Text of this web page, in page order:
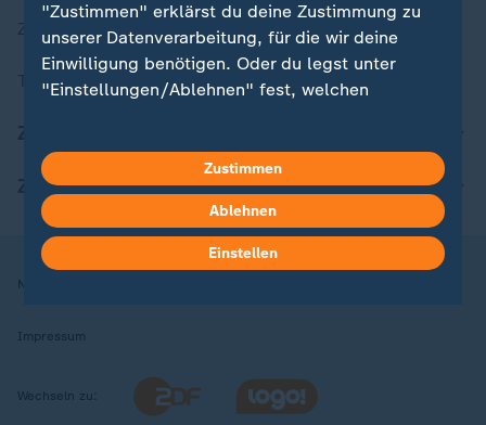
ZDFheute Stories
Themen im Überblick
ZDFheute Apps
Nutzungsbedingungen
Impressum
Wechseln zu:
"Zustimmen" erklärst du deine Zustimmung zu
unserer Datenverarbeitung, für die wir deine
Einwilligung benötigen. Oder du legst unter
"Einstellungen/Ablehnen" fest, welchen
kannst du jederzeit mit Wirkung für die Zukunft
in deinen Einstellungen widerrufen oder ändern.
Hier findest du das Impressum.
Weitere Informationen findest du in unserer
Zustimmen
Ablehnen
Einstellen